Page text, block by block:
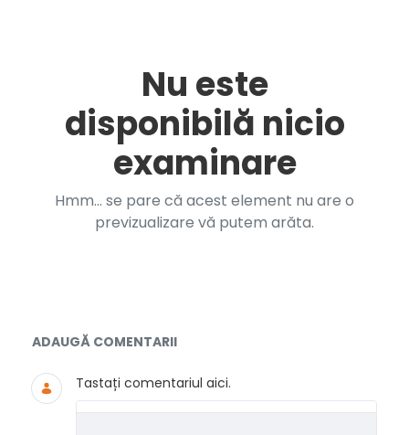
Nu este
disponibilă nicio
examinare
Hmm... se pare că acest element nu are o
previzualizare vă putem arăta.
Documente și Media
ADAUGĂ COMENTARII
Tastați comentariul aici.